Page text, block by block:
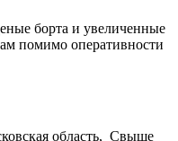
борта и увеличенные
помимо оперативности
область, Свыше